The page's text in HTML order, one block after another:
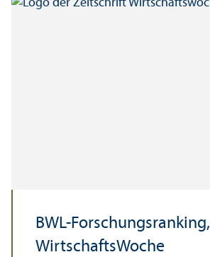
BWL-Forschungs­ranking,
Wirtschafts­Woche